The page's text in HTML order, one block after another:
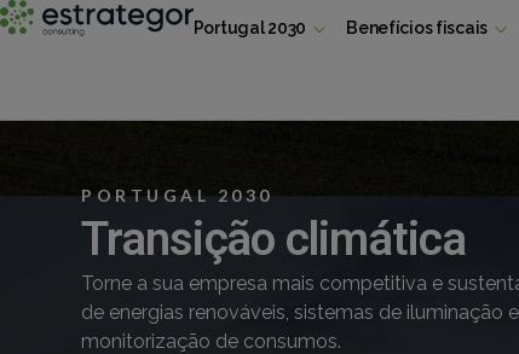
Portugal 2030 Benefícios fiscais
PORTUGAL 2030
Transição climática
Torne a sua empresa mais competitiva e
de energias renováveis, sistemas de
monitorização de consumos.